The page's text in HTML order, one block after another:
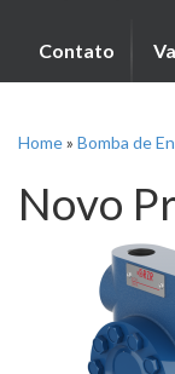
Contato
Home» Bomba de
Novo